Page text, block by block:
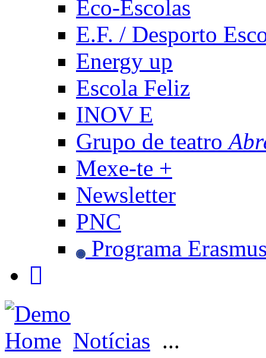
Eco-Escolas
E.F. / Desporto
Energy up
Escola Feliz
INOV E
Grupo de teatro
Mexe-te +
Newsletter
PNC
Programa
Home Notícias ...